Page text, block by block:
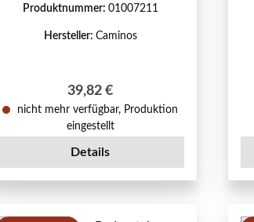
Produktnummer: 01007211
Hersteller: Caminos
Regulärer Preis:
39,82 €
nicht mehr verfügbar, Produktion
eingestellt
Details